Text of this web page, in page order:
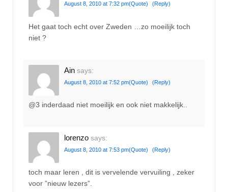
August 8, 2010 at 7:32 pm(Quote) (Reply)
Het gaat toch echt over Zweden …zo moeilijk toch
niet ?
Ain says:
August 8, 2010 at 7:52 pm(Quote) (Reply)
@3 inderdaad niet moeilijk en ook niet makkelijk..
lorenzo says:
August 8, 2010 at 7:53 pm(Quote) (Reply)
toch maar leren , dit is vervelende vervuiling , zeker
voor ”nieuw lezers”.